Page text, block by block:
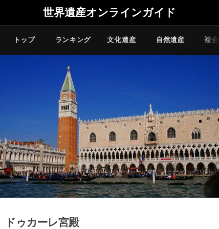
世界遺産オンラインガイド
トップ ランキング 文化遺産 自然遺産 複
ドゥカーレ宮殿